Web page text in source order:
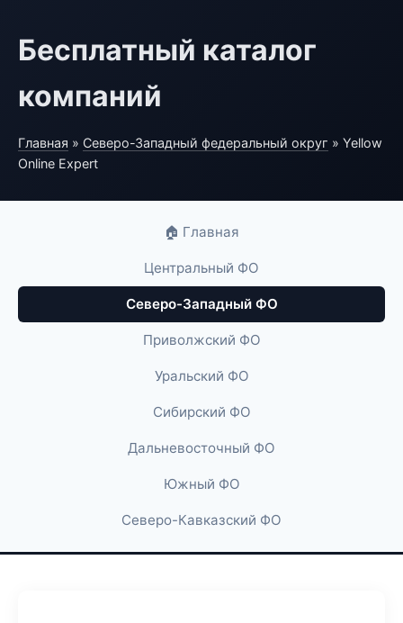
Бесплатный каталог
компаний
Главная » Северо-Западный федеральный округ » Yellow
Online Expert
🏠 Главная
Центральный ФО
Северо-Западный ФО
Приволжский ФО
Уральский ФО
Сибирский ФО
Дальневосточный ФО
Южный ФО
Северо-Кавказский ФО